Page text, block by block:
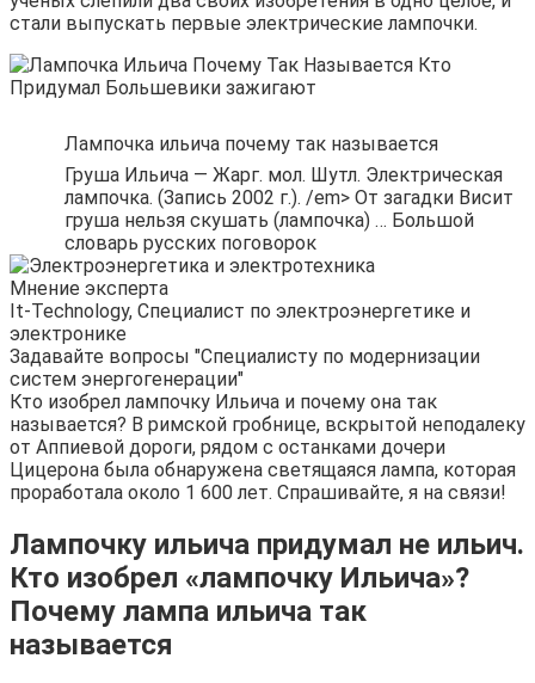
стали выпускать первые электрические лампочки.
Лампочка ильича почему так называется
Груша Ильича — Жарг. мол. Шутл. Электрическая
лампочка. (Запись 2002 г.). /em> От загадки Висит
груша нельзя скушать (лампочка) … Большой
словарь русских поговорок
Мнение эксперта
It-Technology, Cпециалист по электроэнергетике и
электронике
Задавайте вопросы "Специалисту по модернизации
систем энергогенерации"
Кто изобрел лампочку Ильича и почему она так
называется? В римской гробнице, вскрытой неподалеку
от Аппиевой дороги, рядом с останками дочери
Цицерона была обнаружена светящаяся лампа, которая
проработала около 1 600 лет. Спрашивайте, я на связи!
Лампочку ильича придумал не ильич.
Кто изобрел «лампочку Ильича»?
Почему лампа ильича так
называется